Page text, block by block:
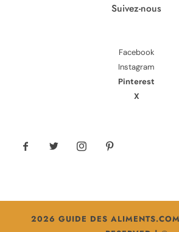
Suivez-nous
Facebook
Instagram
Pinterest
X
2026 GUIDE DES